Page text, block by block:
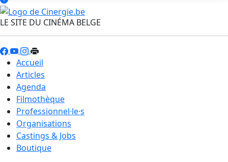
LE SITE DU CINÉMA BELGE
Accueil
Articles
Agenda
Filmothèque
Professionnel·le·s
Organisations
Castings & Jobs
Boutique